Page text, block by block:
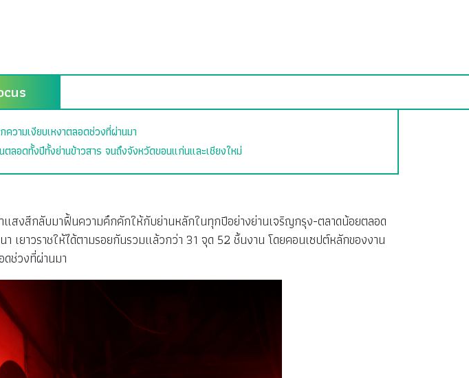
ามเงียบเหงาตลอดช่วงที่ผ่านมา
ลอดทั้งปีทั้งย่านข้าวสาร จนถึงจังหวัดขอนแก่นและเชียงใหม่
สงสีกลับมาฟื้นความคึกคักให้กับย่านหลักในทุกปีอย่างย่านเจริญกรุง-ตลาดน้อยตลอด
เยาวราชให้ได้ตามรอยกันรวมแล้วกว่า 31 จุด 52 ชิ้นงาน โดยคอนเซปต์หลักของงาน
ช่วงที่ผ่านมา